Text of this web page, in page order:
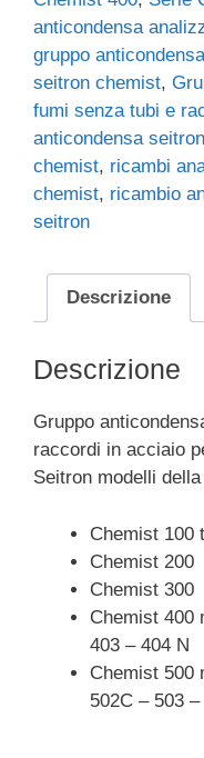
in
acciaio
per
analizzatore
di
combustione
Seitron
modello
100
-
300
-
400
-
quantità
anticondensa
gruppo
seitron chemist,
fumi senza tubi e
anticondensa seitron
chemist, ricambi
chemist, ricambio
seitron
Descrizione
Descrizione
Gruppo
raccordi in acciaio
Seitron modelli
Chemist 100
Chemist 200
Chemist 300
Chemist 400
403 – 404 N
Chemist 500
502C – 503